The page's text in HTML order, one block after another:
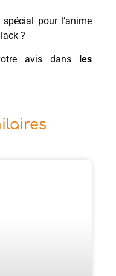
pour l’anime
?
avis dans
les